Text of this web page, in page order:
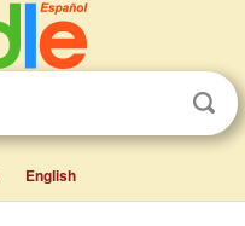
English